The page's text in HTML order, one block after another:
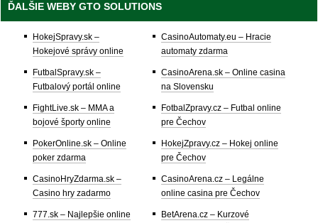
ĎALŠIE WEBY GTO SOLUTIONS
HokejSpravy.sk –
Hokejové správy online
FutbalSpravy.sk –
Futbalový portál online
FightLive.sk – MMA a
bojové športy online
PokerOnline.sk – Online
poker zdarma
CasinoHryZdarma.sk –
Casino hry zadarmo
777.sk – Najlepšie online
CasinoAutomaty.eu – Hracie
automaty zdarma
CasinoArena.sk – Online casina
na Slovensku
FotbalZpravy.cz – Futbal online
pre Čechov
HokejZpravy.cz – Hokej online
pre Čechov
CasinoArena.cz – Legálne
online casina pre Čechov
BetArena.cz – Kurzové